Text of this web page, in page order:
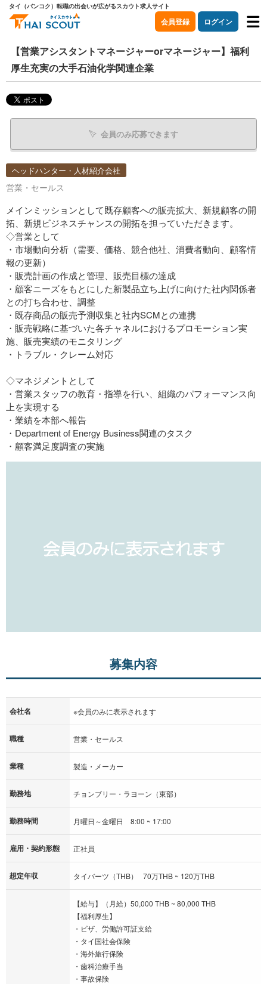
タイ（バンコク）転職の出会いが広がるスカウト求人サイト
会員登録 ログイン
【営業アシスタントマネージャーorマネージャー】福利
厚生充実の大手石油化学関連企業
会員のみ応募できます
ヘッドハンター・人材紹介会社
営業・セールス
メインミッションとして既存顧客への販売拡大、新規顧客の開
拓、新規ビジネスチャンスの開拓を担っていただきます。
◇営業として
・市場動向分析（需要、価格、競合他社、消費者動向、顧客情
報の更新）
・販売計画の作成と管理、販売目標の達成
・顧客ニーズをもとにした新製品立ち上げに向けた社内関係者
との打ち合わせ、調整
・既存商品の販売予測収集と社内SCMとの連携
・販売戦略に基づいた各チャネルにおけるプロモーション実
施、販売実績のモニタリング
・トラブル・クレーム対応
◇マネジメントとして
・営業スタッフの教育・指導を行い、組織のパフォーマンス向
上を実現する
・業績を本部へ報告
・Department of Energy Business関連のタスク
・顧客満足度調査の実施
募集内容
会社名 ※会員のみに表示されます
職種 営業・セールス
業種 製造・メーカー
勤務地 チョンブリー・ラヨーン（東部）
勤務時間 月曜日～金曜日 8:00 ~ 17:00
雇用・契約形態 正社員
想定年収 タイバーツ（THB） 70万THB ~ 120万THB
【給与】（月給）50,000 THB ~ 80,000 THB
【福利厚生】
・ビザ、労働許可証支給
・タイ国社会保険
・海外旅行保険
・歯科治療手当
・事故保険